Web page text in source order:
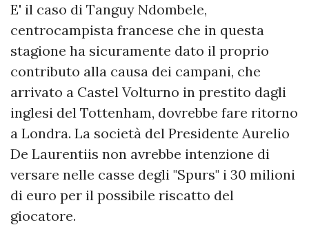
E' il caso di Tanguy Ndombele,
centrocampista francese che in questa
stagione ha sicuramente dato il proprio
contributo alla causa dei campani, che
arrivato a Castel Volturno in prestito dagli
inglesi del Tottenham, dovrebbe fare ritorno
a Londra. La società del Presidente Aurelio
De Laurentiis non avrebbe intenzione di
versare nelle casse degli "Spurs" i 30 milioni
di euro per il possibile riscatto del
giocatore.